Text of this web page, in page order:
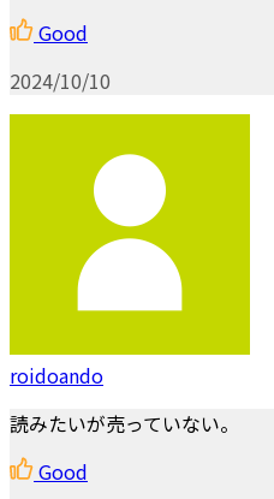
Good
2024/10/10
roidoando
読みたいが売っていない。
Good